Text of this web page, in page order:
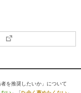
を推奨したいか」について